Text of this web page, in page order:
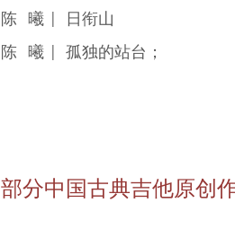
陈 曦 | 日衔山
陈 曦 | 孤独的站台；
部分中国古典吉他原创